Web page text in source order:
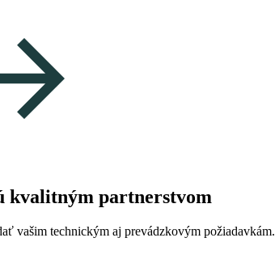
kvalitným partnerstvom
vašim technickým aj prevádzkovým požiadavkám.